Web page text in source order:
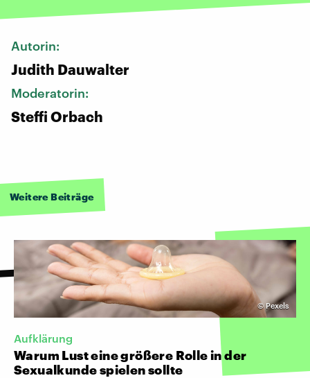
Autorin:
Judith Dauwalter
Moderatorin:
Steffi Orbach
Weitere Beiträge
©Pexels
Aufklärung
Warum Lust eine größere Rolle in der
Sexualkunde spielen sollte